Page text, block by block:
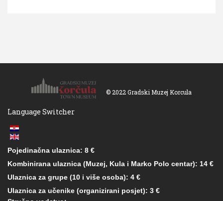
© 2022 Gradski Muzej Korcula
Language Switcher
Pojedinačna ulaznica: 8 €
Kombinirana ulaznica (Muzej, Kula i Marko Polo centar): 14 €
Ulaznica za grupe (10 i više osoba): 4 €
Ulaznica za učenike (organizirani posjet): 3 €